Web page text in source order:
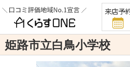
来店予
姫路市立白鳥小学校